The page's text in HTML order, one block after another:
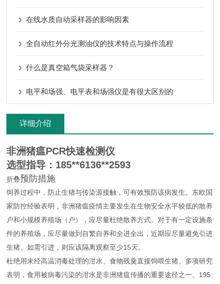
在线水质自动采样器的影响因素
全自动红外分光测油仪的技术特点与操作流程
什么是真空箱气袋采样器？
电平和场强、电平表和场强仪是有很大区别的
详细介绍
非洲猪瘟PCR快速检测仪
选型指导：185**6136**2593
折叠预防措施
饲养过程中，防止生猪与传染源接触，可有效预防该病发生。东欧国
家防控经验表明，非洲猪瘟疫情主要发生在生物安全水平较低的散养
户和小规模养殖场（户），应尽量杜绝散养方式。对于有一定设施条
件的养殖场，应尽量做到自繁自养和全进全出，近期应尽量避免引进
生猪。如需引进，则应该隔离观察至少15天。
杜绝用未经高温消毒处理的泔水、食物残羹直接饲喂生猪。多项研究
表明，食用被病毒污染的泔水是非洲猪瘟传播的重要途径之一。195